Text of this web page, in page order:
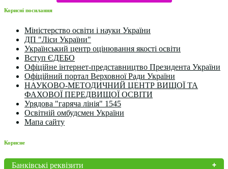
Корисні посилання
Міністерство освіти і науки України
ДП "Ліси України"
Український центр оцінювання якості освіти
Вступ ЄДЕБО
Офіційне інтернет-представництво Президента України
Офіційний портал Верховної Ради України
НАУКОВО-МЕТОДИЧНИЙ ЦЕНТР ВИЩОЇ ТА
ФАХОВОЇ ПЕРЕДВИЩОЇ ОСВІТИ
Урядова "гаряча лінія" 1545
Освітній омбудсмен України
Мапа сайту
Корисне
Банківські реквізити